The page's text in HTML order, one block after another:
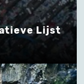
Lijst